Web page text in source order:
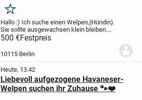
Merken
Hallo :) Ich suche einen Welpen,(Hündin).
Sie sollte ausgewachsen klein bleiben.
Sie würde bei mir in ein liebevolles
Zuhause ziehen( eine kleine Familie) in
dem bereits eine freundliche kleine
500 €Festpreis
10115 Berlin
Heute, 13:42
Liebevoll aufgezogene Havaneser-
Welpen suchen ihr Zuhause 🐾❤️